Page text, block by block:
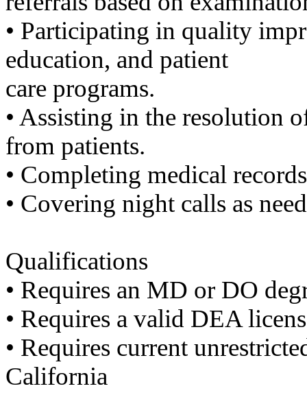
위
아
기
프
후
기
대
후
비
웹
끼
프
후
미
•​ ​Participating in quality
education, and patient
care programs.
•​ ​Assisting in the resolution
from patients.
•​ ​Completing medical
•​ ​Covering night calls as
Qualifications
•​ ​Requires an MD or DO
•​ ​Requires a valid DEA
•​ ​Requires current
California